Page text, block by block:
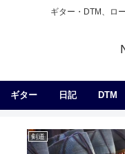
ギター・DTM、ロ
ギター 日記 DTM
剣道